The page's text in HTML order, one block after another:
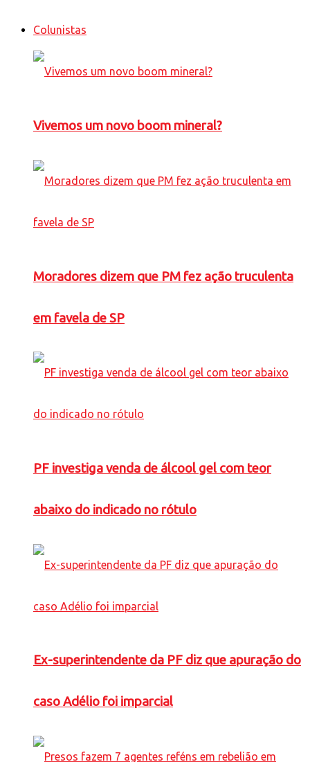
Colunistas
Vivemos um novo boom mineral?
Moradores dizem que PM fez ação truculenta
em favela de SP
PF investiga venda de álcool gel com teor
abaixo do indicado no rótulo
Ex-superintendente da PF diz que apuração do
caso Adélio foi imparcial